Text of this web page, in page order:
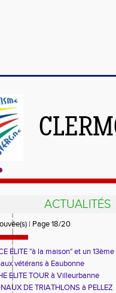
ACTUALITÉS
| Page 18/20
ELITE "à la maison" et un
vétérans à Eaubonne
ELITE TOUR à Villeurbanne
DE TRIATHLONS à PELLEZ